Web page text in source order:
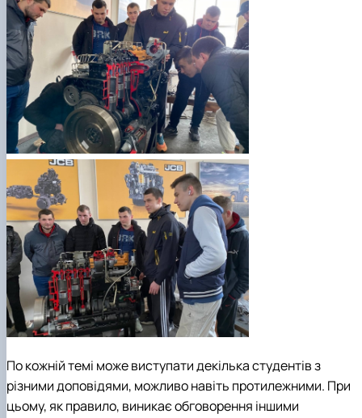
По кожній темі може виступати декілька студентів з
різними доповідями, можливо навіть протилежними. При
цьому, як правило, виникає обговорення іншими